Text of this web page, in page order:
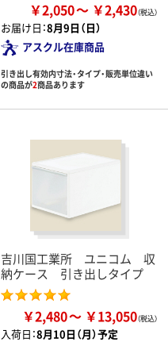
￥2,050 ￥2,430
お届け日：8月9日（日）
アスクル在庫商品
引き出し有効内寸法・タイプ・販売単位違い
の商品が2商品あります
吉川国工業所 ユニコム 収
納ケース 引き出しタイプ
￥2,480 ￥13,050
入荷日：8月10日（月）予定